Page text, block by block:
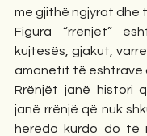
me gjithë ngjyrat dhe
Figura “rrënjët”
kujtesës, gjakut,
amanetit të eshtrave
Rrënjët janë histori
janë rrënjë që nuk
herëdo kurdo do të